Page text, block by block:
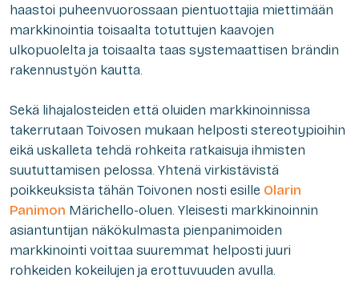
haastoi puheenvuorossaan pientuottajia miettimään
markkinointia toisaalta totuttujen kaavojen
ulkopuolelta ja toisaalta taas systemaattisen brändin
rakennustyön kautta.
Sekä lihajalosteiden että oluiden markkinoinnissa
takerrutaan Toivosen mukaan helposti stereotypioihin
eikä uskalleta tehdä rohkeita ratkaisuja ihmisten
suututtamisen pelossa. Yhtenä virkistävistä
poikkeuksista tähän Toivonen nosti esille Olarin
Panimon Märichello-oluen. Yleisesti markkinoinnin
asiantuntijan näkökulmasta pienpanimoiden
markkinointi voittaa suuremmat helposti juuri
rohkeiden kokeilujen ja erottuvuuden avulla.